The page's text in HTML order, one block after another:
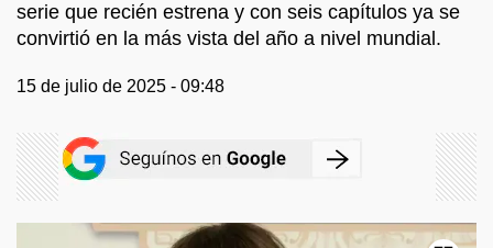
serie que recién estrena y con seis capítulos ya se
convirtió en la más vista del año a nivel mundial.
15 de julio de 2025 - 09:48